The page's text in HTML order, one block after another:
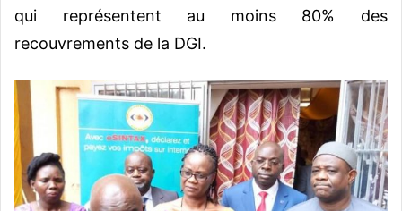
qui représentent au moins 80% des
recouvrements de la DGI.